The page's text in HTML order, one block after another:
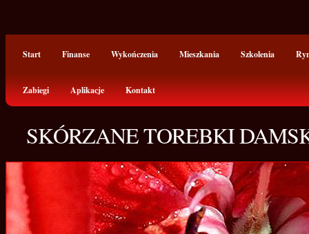
Start Finanse Wykończenia Mieszkania Szkolenia
Zabiegi Aplikacje Kontakt
SKÓRZANE TOREBKI